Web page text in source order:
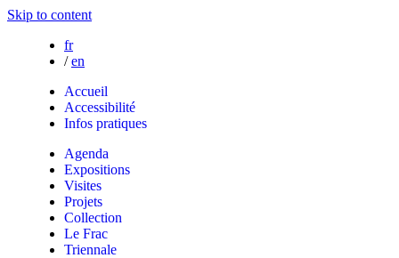
Skip to content
fr
/ en
Accueil
Accessibilité
Infos pratiques
Agenda
Expositions
Visites
Projets
Collection
Le Frac
Triennale